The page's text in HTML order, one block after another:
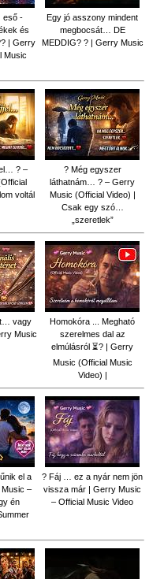
eső -
és
| Gerry
Music
Egy jó asszony mindent
megbocsát… DE
MEDDIG? ? | Gerry Music
? –
voltál
? Még egyszer
láthatnám… ? – Gerry
Music (Official Video) |
Csak egy szó…
„szeretlek”
vagy
Music
Homokóra ... Megható
szerelmes dal az
elmúlásról ⏳? | Gerry
Music (Official Music
Video) |
el a
–
én
? Fáj … ez a nyár nem jön
vissza már | Gerry Music
– Official Music Video